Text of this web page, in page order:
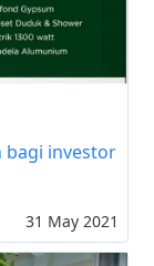
bagi investor
31 May 2021